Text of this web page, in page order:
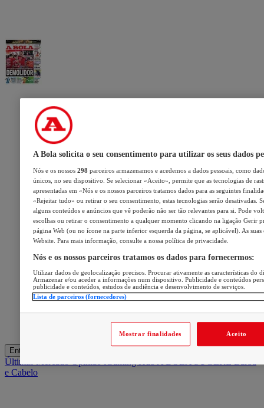
Entrar
Últimas
e Cabelo
A Bola solicita o seu consentimento para utilizar os seus dados
Nós e os nossos 298 parceiros armazenamos e acedemos a dados pessoais, como
únicos, no seu dispositivo. Se selecionar «Aceito», permite que as tecnologias de
apresentadas em «Nós e os nossos parceiros tratamos dados para as seguintes
«Rejeitar tudo» ou retirar o seu consentimento, estas tecnologias serão desativadas.
alguns conteúdos e anúncios que vê poderão não ser tão relevantes para si. Pode
escolhas ou retirar o consentimento a qualquer momento clicando na ligação Gerir
página Web (ou no ícone na parte inferior esquerda da página, se aplicável). As suas
Website. Para mais informação, consulte a nossa política de privacidade.
Nós e os nossos parceiros tratamos os dados para fornecermos:
Utilizar dados de geolocalização precisos. Procurar ativamente as características do
Armazenar e/ou aceder a informações num dispositivo. Publicidade e conteúdos
publicidade e conteúdos, estudos de audiência e desenvolvimento de serviços.
Lista de parceiros (fornecedores)
Mostrar finalidades Aceito